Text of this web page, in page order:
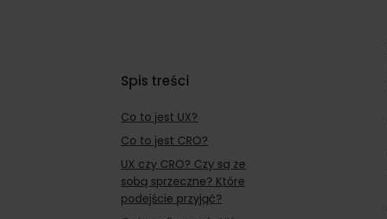
Spis treści
Co to jest UX?
Co to jest CRO?
UX czy CRO? Czy są ze
sobą sprzeczne? Które
podejście przyjąć?